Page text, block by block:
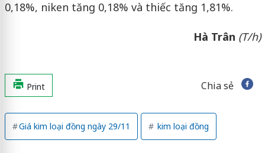
0,18%, niken tăng 0,18% và thiếc tăng 1,81%.
Hà Trân (T/h)
Print Chia sẻ
Giá kim loại đồng ngày 29/11 kim loại đồng